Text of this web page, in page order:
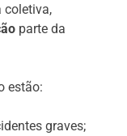
coletiva,
parte da
estão:
graves;